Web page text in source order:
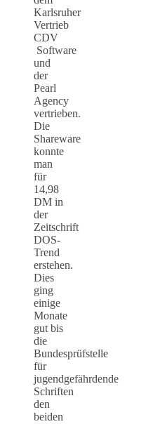
Karlsruher
Vertrieb
CDV
Software
und
der
Pearl
Agency
vertrieben.
Die
Shareware
konnte
man
für
14,98
DM in
der
Zeitschrift
DOS-
Trend
erstehen.
Dies
ging
einige
Monate
gut bis
die
Bundesprüfstelle
für
jugendgefährdende
Schriften
den
beiden